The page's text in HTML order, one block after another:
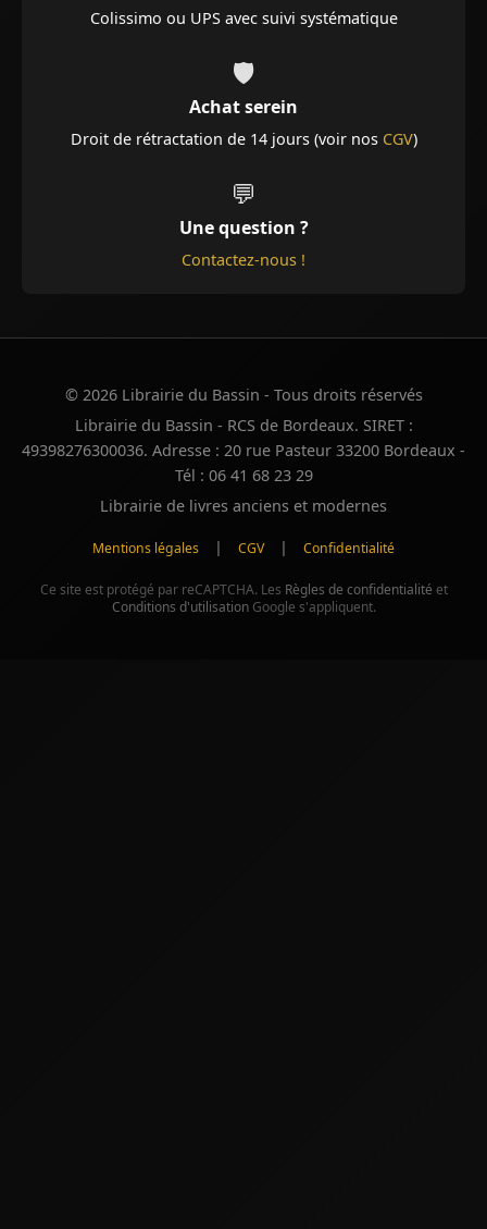
Colissimo ou UPS avec suivi systématique
🛡️
Achat serein
Droit de rétractation de 14 jours (voir nos CGV)
💬
Une question ?
Contactez-nous !
© 2026 Librairie du Bassin - Tous droits réservés
Librairie du Bassin - RCS de Bordeaux. SIRET :
49398276300036. Adresse : 20 rue Pasteur 33200 Bordeaux -
Tél : 06 41 68 23 29
Librairie de livres anciens et modernes
Mentions légales | CGV | Confidentialité
Ce site est protégé par reCAPTCHA. Les Règles de confidentialité et
Conditions d'utilisationGoogle s'appliquent.